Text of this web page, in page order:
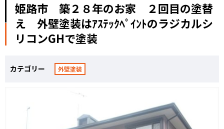
姫路市 築２８年のお家 ２回目の塗替
え 外壁塗装はｱｽﾃｯｸﾍﾟｲﾝﾄのラジカルシ
リコンGHで塗装
カテゴリー 外壁塗装